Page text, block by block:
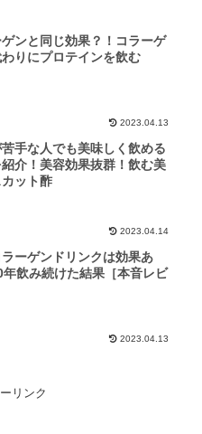
ゲンと同じ効果？！コラーゲ
わりにプロテインを飲む
2023.04.13
手な人でも美味しく飲める
介！美容効果抜群！飲む美
ット酢
2023.04.14
ーゲンドリンクは効果あ
年飲み続けた結果［本音レビ
2023.04.13
リンク